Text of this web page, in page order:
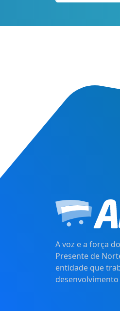
A voz e a força
Presente de
entidade que